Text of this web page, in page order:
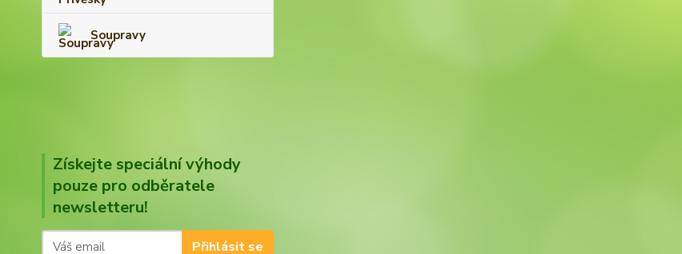
Soupravy
Získejte speciální výhody
pouze pro odběratele
newsletteru!
Přihlásit se